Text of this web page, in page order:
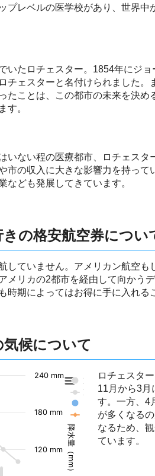
プレベルの医学校があり、世界
いたロチェスター。1854年にジ
チェスターと名付けられました
たことは、この都市の未来を決
す。
いない程の医療都市、ロチェス
市の収入に大きな影響力を持っ
なども発展してきています。
の格安航空券につい
していません。アメリカン航空
メリカの2都市を経由して向かう
期によってはお得に手に入れる
候について
降水量（mm）
東京の降水量
東京の気温
ロチェスター（ミ
ロチェスター（ミ
120 mm
180 mm
240 mm
ロチェスタ
11月から3月
す。一方、4
が多くなる
なるため、
ています。